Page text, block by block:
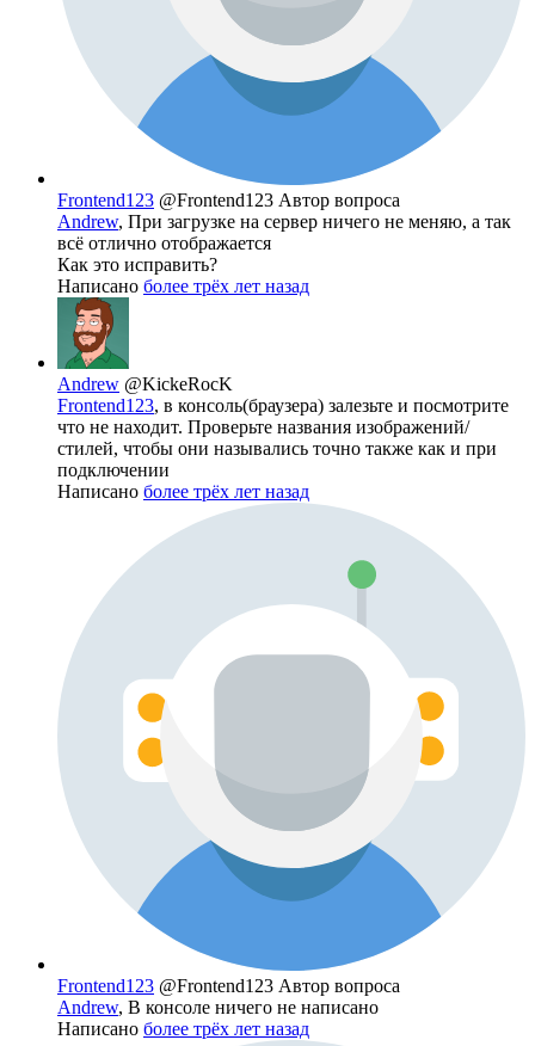
Frontend123 @Frontend123 Автор вопроса
Andrew, При загрузке на сервер ничего не меняю, а так
всё отлично отображается
Как это исправить?
Написано более трёх лет назад
Andrew @KickeRocK
Frontend123, в консоль(браузера) залезьте и посмотрите
что не находит. Проверьте названия изображений/
стилей, чтобы они назывались точно также как и при
подключении
Написано более трёх лет назад
Frontend123 @Frontend123 Автор вопроса
Andrew, В консоле ничего не написано
Написано более трёх лет назад